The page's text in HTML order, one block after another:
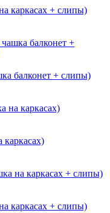
каркасах + слипы)
балконет + слипы)
каркасах + слипы)